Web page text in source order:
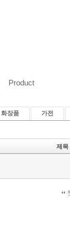
Product
화장품 가전
제목